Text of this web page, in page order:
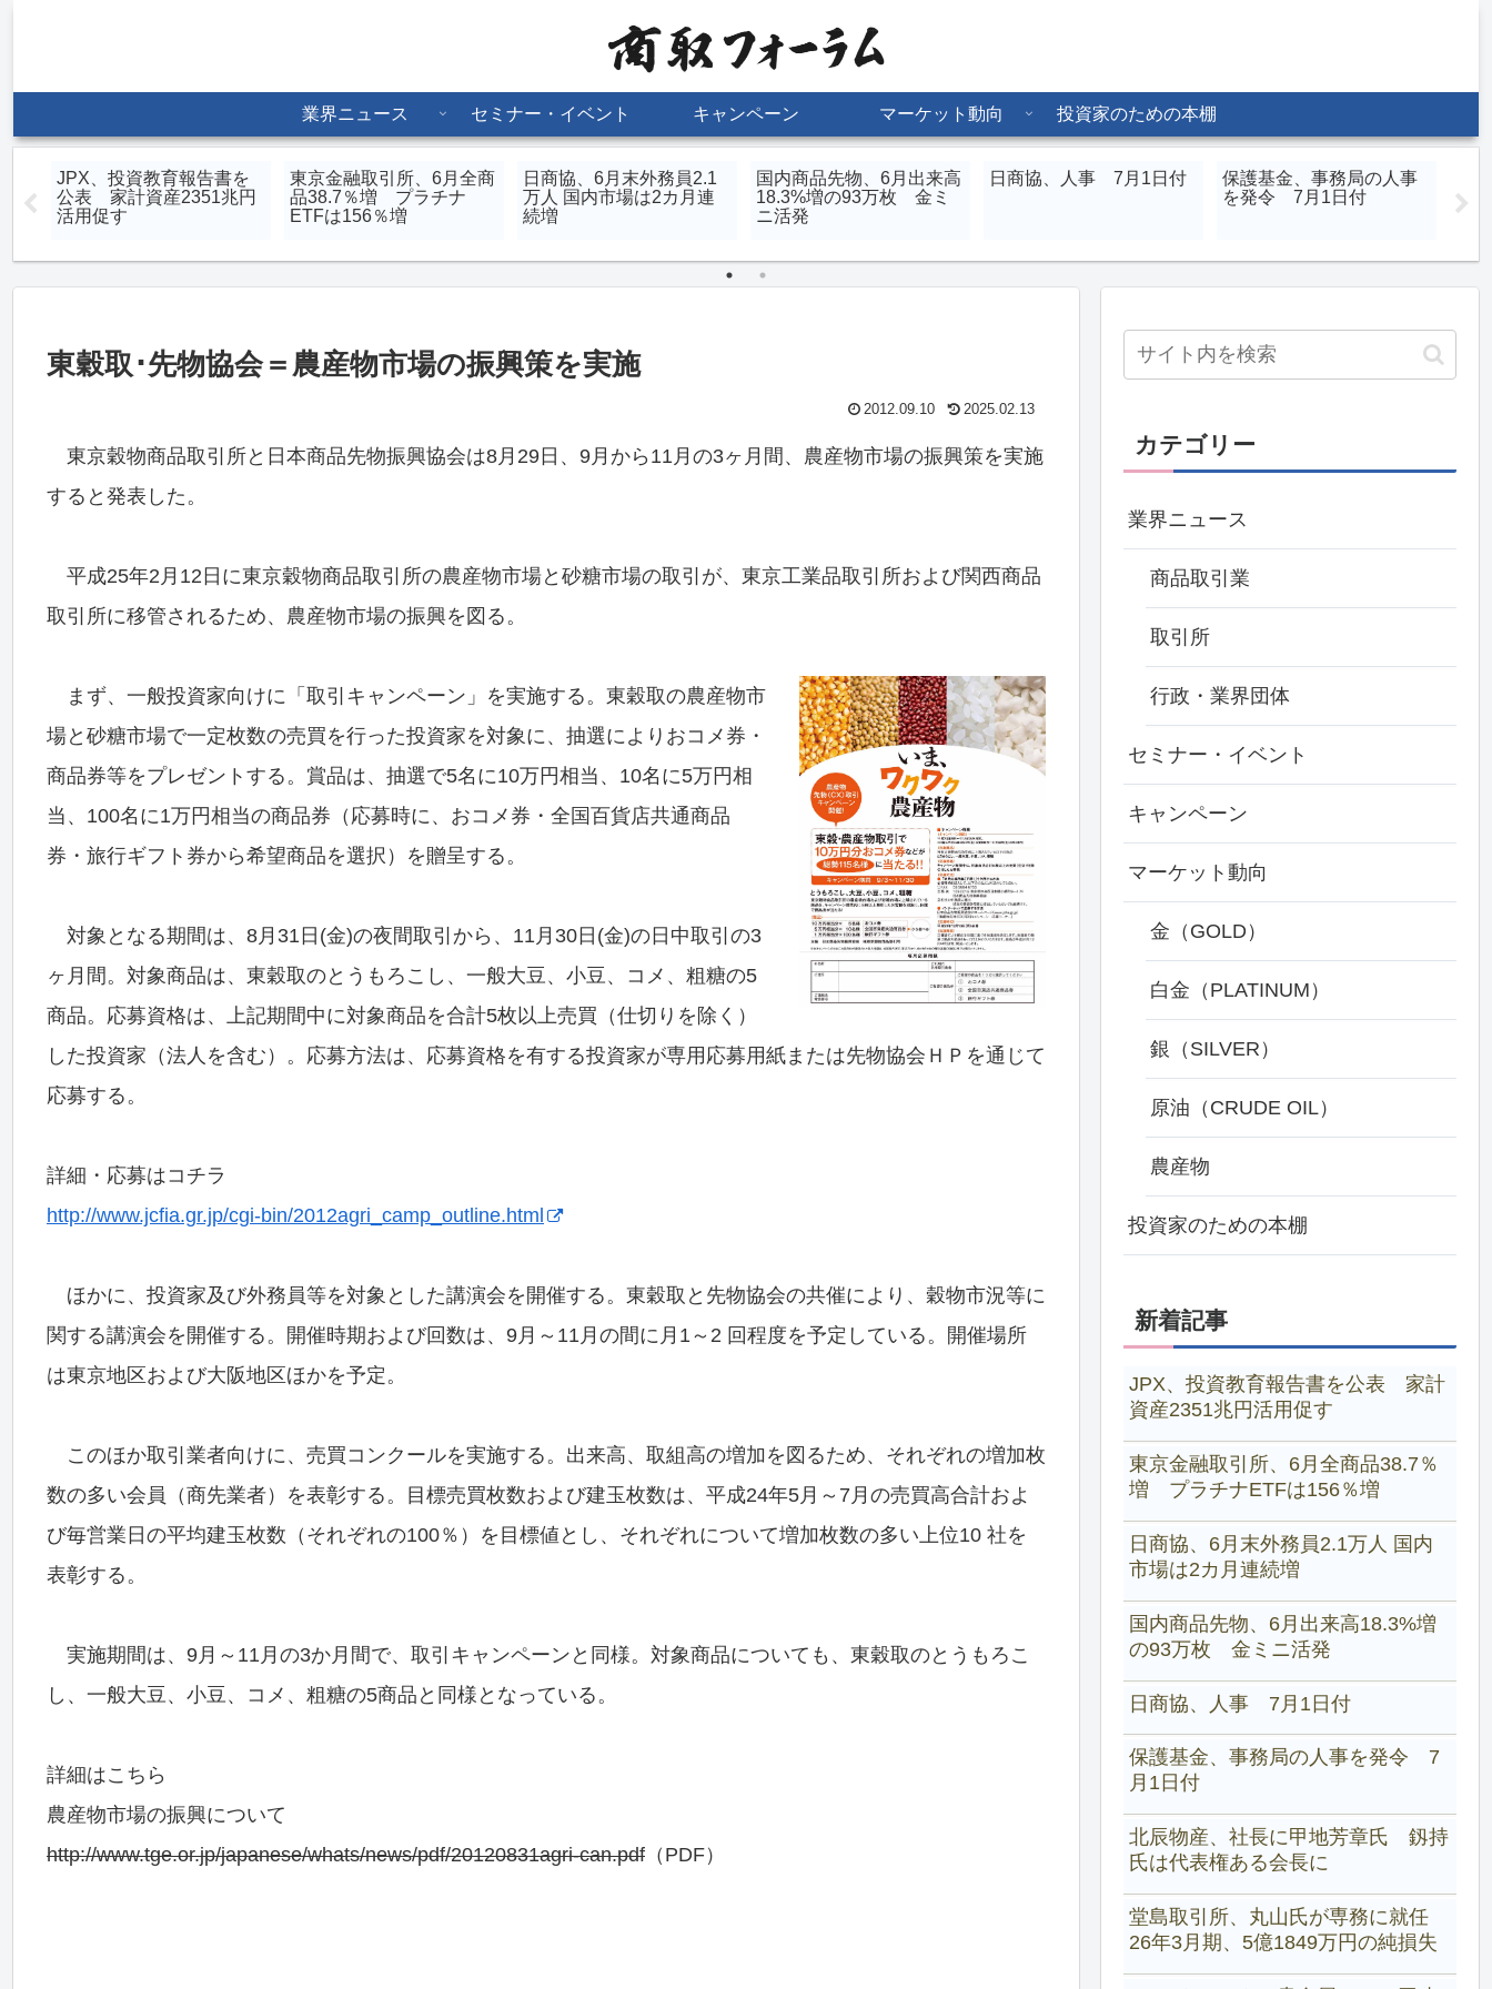
業界ニュース セミナー・イベント キャンペーン マーケット動向 投資家のための本棚
JPX、投資教育報告書を
公表 家計資産2351兆円
活用促す
東京金融取引所、6月全商
品38.7％増 プラチナ
ETFは156％増
日商協、6月末外務員2.1
万人 国内市場は2カ月連
続増
国内商品先物、6月出来高
18.3%増の93万枚 金ミ
ニ活発
日商協、人事 7月1日付
保護基金、事務局の人事
を発令 7月1日付
章
る
東穀取･先物協会＝農産物市場の振興策を実施
2012.09.10 2025.02.13
東京穀物商品取引所と日本商品先物振興協会は8月29日、9月から11月の3ヶ月間、農産物市場の振興策を実施
すると発表した。
平成25年2月12日に東京穀物商品取引所の農産物市場と砂糖市場の取引が、東京工業品取引所および関西商品
取引所に移管されるため、農産物市場の振興を図る。
まず、一般投資家向けに「取引キャンペーン」を実施する。東穀取の農産物市
場と砂糖市場で一定枚数の売買を行った投資家を対象に、抽選によりおコメ券・
商品券等をプレゼントする。賞品は、抽選で5名に10万円相当、10名に5万円相
当、100名に1万円相当の商品券（応募時に、おコメ券・全国百貨店共通商品
券・旅行ギフト券から希望商品を選択）を贈呈する。
対象となる期間は、8月31日(金)の夜間取引から、11月30日(金)の日中取引の3
ヶ月間。対象商品は、東穀取のとうもろこし、一般大豆、小豆、コメ、粗糖の5
商品。応募資格は、上記期間中に対象商品を合計5枚以上売買（仕切りを除く）
した投資家（法人を含む）。応募方法は、応募資格を有する投資家が専用応募用紙または先物協会ＨＰを通じて
応募する。
詳細・応募はコチラ
http://www.jcfia.gr.jp/cgi-bin/2012agri_camp_outline.html
ほかに、投資家及び外務員等を対象とした講演会を開催する。東穀取と先物協会の共催により、穀物市況等に
関する講演会を開催する。開催時期および回数は、9月～11月の間に月1～2 回程度を予定している。開催場所
は東京地区および大阪地区ほかを予定。
このほか取引業者向けに、売買コンクールを実施する。出来高、取組高の増加を図るため、それぞれの増加枚
数の多い会員（商先業者）を表彰する。目標売買枚数および建玉枚数は、平成24年5月～7月の売買高合計およ
び毎営業日の平均建玉枚数（それぞれの100％）を目標値とし、それぞれについて増加枚数の多い上位10 社を
表彰する。
実施期間は、9月～11月の3か月間で、取引キャンペーンと同様。対象商品についても、東穀取のとうもろこ
し、一般大豆、小豆、コメ、粗糖の5商品と同様となっている。
詳細はこちら
農産物市場の振興について
http://www.tge.or.jp/japanese/whats/news/pdf/20120831agri-can.pdf （PDF）
カテゴリー
業界ニュース
商品取引業
取引所
行政・業界団体
セミナー・イベント
キャンペーン
マーケット動向
金（GOLD）
白金（PLATINUM）
銀（SILVER）
原油（CRUDE OIL）
農産物
投資家のための本棚
新着記事
JPX、投資教育報告書を公表 家計
資産2351兆円活用促す
東京金融取引所、6月全商品38.7％
増 プラチナETFは156％増
日商協、6月末外務員2.1万人 国内
市場は2カ月連続増
国内商品先物、6月出来高18.3%増
の93万枚 金ミニ活発
日商協、人事 7月1日付
保護基金、事務局の人事を発令 7
月1日付
北辰物産、社長に甲地芳章氏 釼持
氏は代表権ある会長に
堂島取引所、丸山氏が専務に就任
26年3月期、5億1849万円の純損失